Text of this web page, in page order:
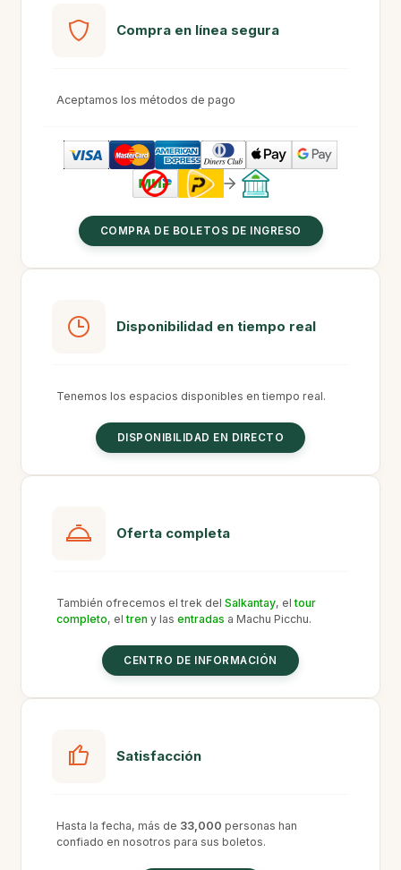
Compra en línea segura
Aceptamos los métodos de pago
COMPRA DE BOLETOS DE INGRESO
Disponibilidad en tiempo real
Tenemos los espacios disponibles en tiempo real.
DISPONIBILIDAD EN DIRECTO
Oferta completa
También ofrecemos el trek del Salkantay, eltour
completo, eltren y las entradas a Machu Picchu.
CENTRO DE INFORMACIÓN
Satisfacción
Hasta la fecha, más de 33,000 personas han
confiado en nosotros para sus boletos.